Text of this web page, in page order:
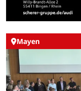
Mayen